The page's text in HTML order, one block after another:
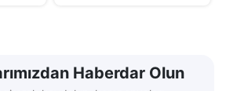
Haberdar Olun